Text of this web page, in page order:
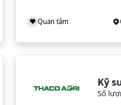
Quan tâm
Kỹ
Số